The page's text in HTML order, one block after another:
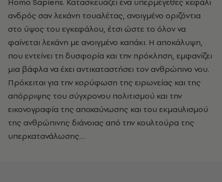
ανδρός σαν λεκάνη τουαλέτας, ανοιγμένο οριζόντια
στο ύψος του εγκεφάλου, έτσι ώστε το όλον να
φαίνεται λεκάνη με ανοιγμένο καπάκι. Η αποκάλυψη,
που εντείνει τη δυσφορία και την πρόκληση, εμφανίζει
μια βάφλα να έχει αντικαταστήσει τον ανθρώπινο νου.
Πρόκειται για την κορύφωση της ειρωνείας και της
απόρριψης του σύγχρονου πολιτισμού και την
εικονογραφία της αποχαύνωσης και του εκμαυλισμού
της ανθρώπινης διάνοιας από την κουλτούρα της
υπερκατανάλωσης…